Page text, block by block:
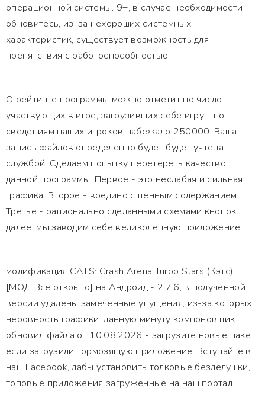
операционной системы. 9+, в случае необходимости
обновитесь, из-за нехороших системных
характеристик, существует возможность для
препятствия с работоспособностью.
О рейтинге программы можно отметит по число
участвующих в игре, загрузивших себе игру - по
сведениям наших игроков набежало 250000. Ваша
запись файлов определенно будет будет учтена
службой. Сделаем попытку перетереть качество
данной программы. Первое - это неслабая и сильная
графика. Второе - воедино с ценным содержанием.
Третье - рационально сделанными схемами кнопок.
далее, мы заводим себе великолепную приложение.
модификация CATS: Crash Arena Turbo Stars (Кэтс)
[МОД Все открыто] на Андроид - 2.7.6, в полученной
версии удалены замеченные упущения, из-за которых
неровность графики. данную минуту компоновщик
обновил файла от 10.08.2026 - загрузите новые пакет,
если загрузили тормозящую приложение. Вступайте в
наш Facebook, дабы установить толковые безделушки,
топовые приложения загруженные на наш портал.